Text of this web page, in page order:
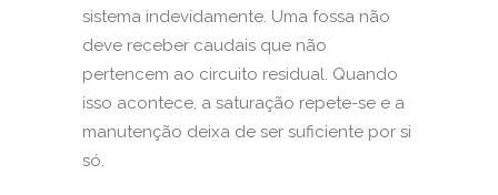
sistema indevidamente. Uma fossa não
deve receber caudais que não
pertencem ao circuito residual. Quando
isso acontece, a saturação repete-se e a
manutenção deixa de ser suficiente por si
só.